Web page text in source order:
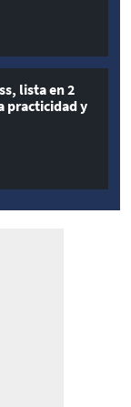
lista en 2
practicidad y